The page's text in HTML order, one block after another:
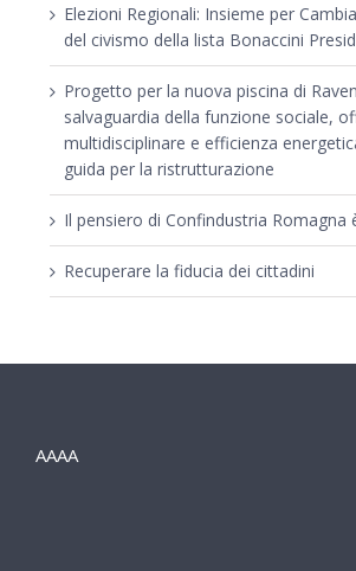
Elezioni Regionali: Insieme per
del civismo della lista Bonaccini
Progetto per la nuova piscina di
salvaguardia della funzione sociale,
multidisciplinare e efficienza
guida per la ristrutturazione
Il pensiero di Confindustria Romagna
Recuperare la fiducia dei cittadini
AAAA